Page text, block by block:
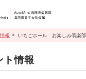
報 いちごホール お楽しみ倶楽
ト情報